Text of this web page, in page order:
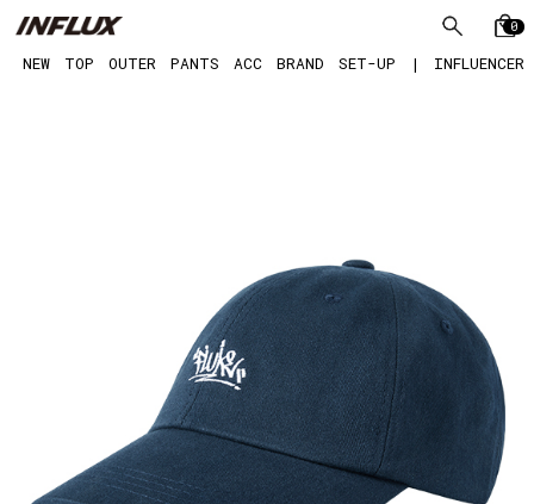
0
NEW TOP OUTER PANTS ACC BRAND SET-UP | INFLUENCER